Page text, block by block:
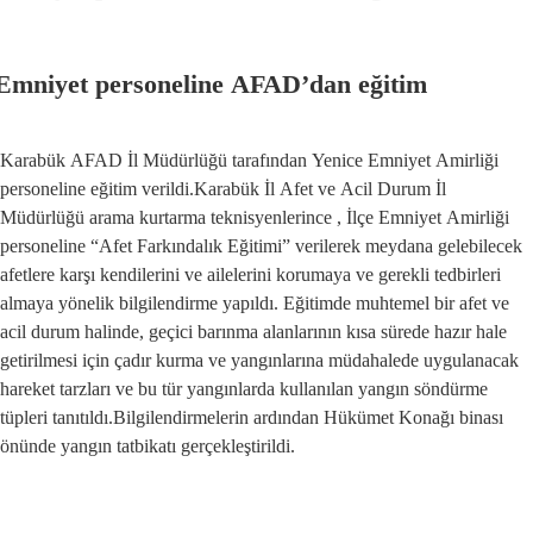
personeline AFAD’dan eğitim
Karabük AFAD İl Müdürlüğü tarafından Yenice Emniyet Amirliği
personeline eğitim verildi.Karabük İl Afet ve Acil Durum İl
Müdürlüğü arama kurtarma teknisyenlerince , İlçe Emniyet Amirliği
personeline “Afet Farkındalık Eğitimi” verilerek meydana gelebilecek
afetlere karşı kendilerini ve ailelerini korumaya ve gerekli tedbirleri
almaya yönelik bilgilendirme yapıldı. Eğitimde muhtemel bir afet ve
acil durum halinde, geçici barınma alanlarının kısa sürede hazır hale
getirilmesi için çadır kurma ve yangınlarına müdahalede uygulanacak
hareket tarzları ve bu tür yangınlarda kullanılan yangın söndürme
tüpleri tanıtıldı.Bilgilendirmelerin ardından Hükümet Konağı binası
önünde yangın tatbikatı gerçekleştirildi.